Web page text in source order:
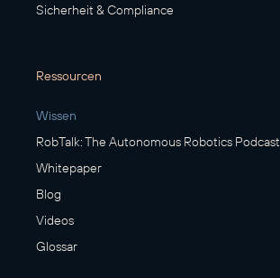
Sicherheit & Compliance
Ressourcen
Wissen
RobTalk: The Autonomous Robotics Podcast
Whitepaper
Blog
Videos
Glossar